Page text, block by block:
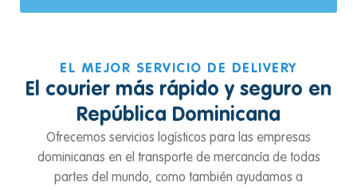
EL MEJOR SERVICIO DE DELIVERY
El courier más rápido y seguro en
República Dominicana
Ofrecemos servicios logísticos para las empresas
dominicanas en el transporte de mercancía de todas
partes del mundo, como también ayudamos a